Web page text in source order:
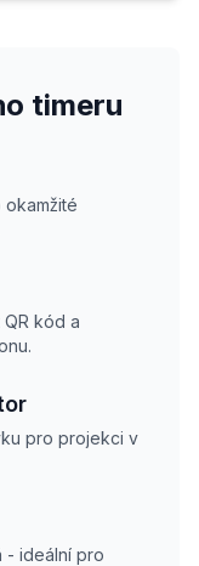
timeru
kód a
pro projekci v
- ideální pro